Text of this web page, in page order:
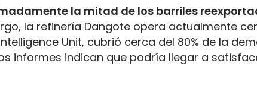
la mitad de los barriles
la refinería Dangote opera actualmente
Unit, cubrió cerca del 80% de la
informes indican que podría llegar a